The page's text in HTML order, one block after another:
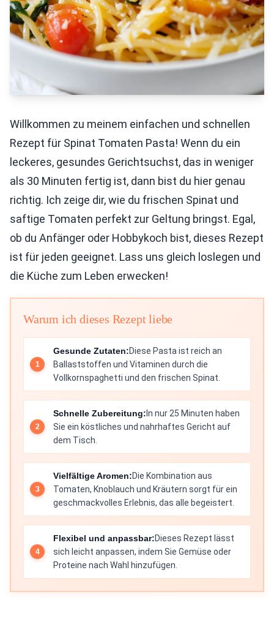
Willkommen zu meinem einfachen und schnellen
Rezept für Spinat Tomaten Pasta! Wenn du ein
leckeres, gesundes Gerichtsuchst, das in weniger
als 30 Minuten fertig ist, dann bist du hier genau
richtig. Ich zeige dir, wie du frischen Spinat und
saftige Tomaten perfekt zur Geltung bringst. Egal,
ob du Anfänger oder Hobbykoch bist, dieses Rezept
ist für jeden geeignet. Lass uns gleich loslegen und
die Küche zum Leben erwecken!
Warum ich dieses Rezept liebe
Gesunde Zutaten:Diese Pasta ist reich an
Ballaststoffen und Vitaminen durch die
Vollkornspaghetti und den frischen Spinat.
Schnelle Zubereitung: In nur 25 Minuten haben
Sie ein köstliches und nahrhaftes Gericht auf
dem Tisch.
Vielfältige Aromen:Die Kombination aus
Tomaten, Knoblauch und Kräutern sorgt für ein
geschmackvolles Erlebnis, das alle begeistert.
Flexibel und anpassbar:Dieses Rezept lässt
sich leicht anpassen, indem Sie Gemüse oder
Proteine nach Wahl hinzufügen.